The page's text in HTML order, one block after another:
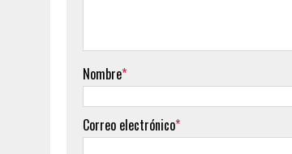
Nombre*
Correo electrónico*